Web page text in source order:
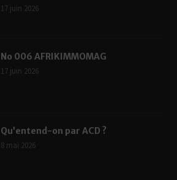
17 juin 2026
No 006 AFRIKIMMOMAG
17 juin 2026
Qu’entend-on par ACD ?
8 mai 2026